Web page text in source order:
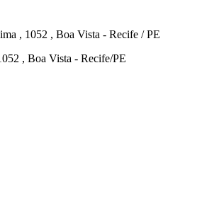
, 1052 , Boa Vista - Recife /PE
, Boa Vista - Recife/PE